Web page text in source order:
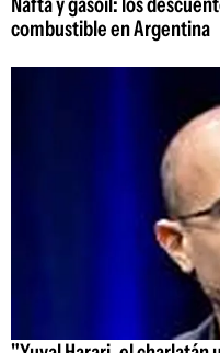
combustible en Argentina